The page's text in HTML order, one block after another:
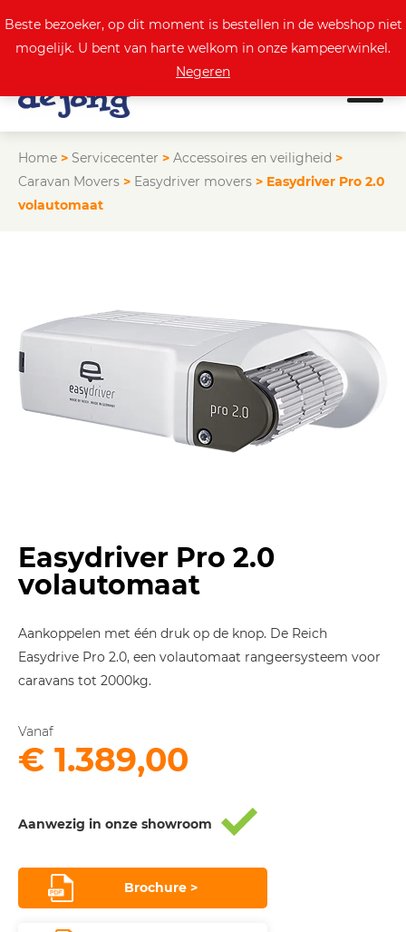
Actuele aanbod
Home > Servicecenter > Accessoires en veiligheid >
Caravan Movers > Easydriver movers > Easydriver Pro 2.0
volautomaat
Easydriver Pro 2.0
volautomaat
Aankoppelen met één druk op de knop. De Reich
Easydrive Pro 2.0, een volautomaat rangeersysteem voor
caravans tot 2000kg.
Vanaf
€ 1.389,00
Aanwezig in onze showroom
Brochure >
Beste bezoeker, op dit moment is bestellen in de webshop niet
mogelijk. U bent van harte welkom in onze kampeerwinkel.
Negeren